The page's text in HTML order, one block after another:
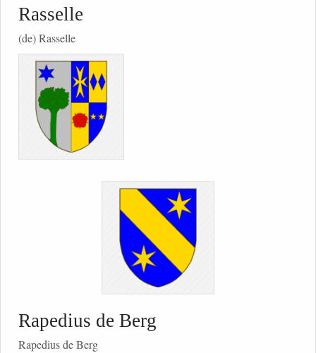
Rasselle
(de) Rasselle
Rapedius de Berg
Rapedius de Berg